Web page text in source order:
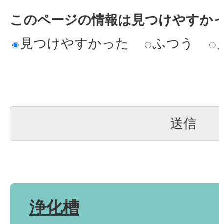
このページの情報は見つけやすか
見つけやすかった
ふつう
浄化槽